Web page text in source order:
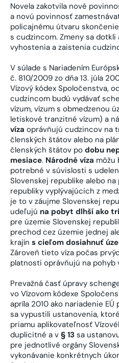
Novela zakotvila nové
a novú povinnosť
policajnému útvaru
s cudzincom. Zmeny sa
vyhostenia a zaistenia
V súlade s Nariadením
č. 810/2009 zo dňa 13. júla
Vízový kódex Spoločenstva,
cudzincom budú vydávať
vízum, vízum s obmedzenou
letiskové tranzitné vízum) a
víza oprávňujú cudzincov na
členských štátov alebo na
členských štátov po dobu
mesiace. Národné víza môžu
potrebné v súvislosti s
Slovenskej republike alebo
republiky vyplývajúcich z
je to v záujme Slovenskej
udeľujú na pobyt dlhší ako
pre územie Slovenskej
prechod cez územie jednej
krajín s cieľom dosiahnuť
Zároveň tieto víza počas
platnosti oprávňujú na pohyb
Prevažná časť úpravy
vo Vízovom kódexe
apríla 2010 ako nariadenie
sa vypustili ustanovenia,
priamu aplikovateľnosť
duplicitné a v § 13 sa
pre jednotlivé orgány
vykonávanie konkrétnych